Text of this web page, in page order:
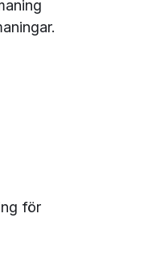
för